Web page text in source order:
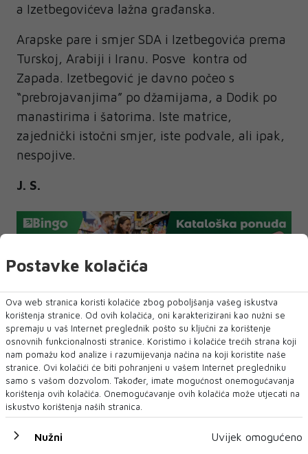
a Izetbegovićeva lažna građanska.
Arapske pare i smjer SDA i Izetbegovića prema
Turskoj, Arabiji i Iranu. Posve kontra od
Zapada. Izetbegović je davno počeo s
“prebrojavanjima” po džamijama, a Dodik po
manastirima i šatorima. Iste matrice,
zajednički istočni smjer, iste podvale, ali ipak,
nespojive.
J. S.
NAJNOVIJE NAJČITANIJE
Postavke kolačića
Ova web stranica koristi kolačiće zbog poboljšanja vašeg iskustva
korištenja stranice. Od ovih kolačića, oni karakterizirani kao nužni se
spremaju u vaš Internet preglednik pošto su ključni za korištenje
osnovnih funkcionalnosti stranice. Koristimo i kolačiće trećih strana koji
nam pomažu kod analize i razumijevanja načina na koji koristite naše
stranice. Ovi kolačići će biti pohranjeni u vašem Internet pregledniku
samo s vašom dozvolom. Također, imate mogućnost onemogućavanja
korištenja ovih kolačića. Onemogućavanje ovih kolačića može utjecati na
iskustvo korištenja naših stranica.
Nužni Uvijek omogućeno